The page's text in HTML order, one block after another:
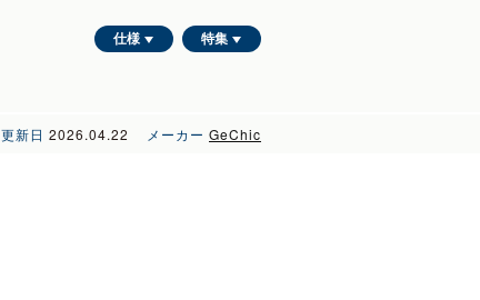
仕様 特集
更新日 2026.04.22 メーカー GeChic